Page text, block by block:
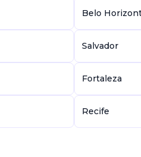
Belo
Salvador
Fortaleza
Recife